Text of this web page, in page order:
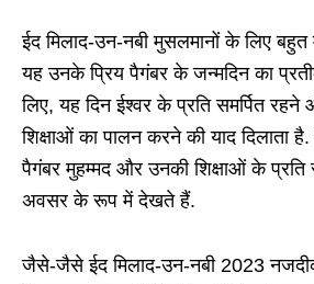
ईद मिलाद-उन-नबी मुसलमानों के लिए बहुत
यह उनके प्रिय पैगंबर के जन्मदिन का
लिए, यह दिन ईश्वर के प्रति समर्पित
शिक्षाओं का पालन करने की याद दिलाता
पैगंबर मुहम्मद और उनकी शिक्षाओं के प्रति
अवसर के रूप में देखते हैं.
जैसे-जैसे ईद मिलाद-उन-नबी 2023